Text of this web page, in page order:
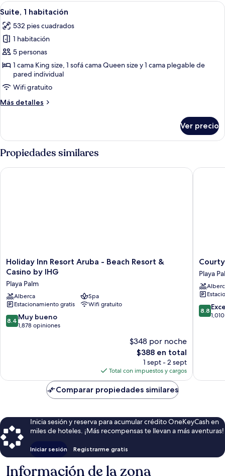
Abrir
todas
las
fotos
de
Suite,
habitación
Una sala de estar moderna con un
6
Suite, 1 habitación
532 pies cuadrados
1 habitación
5 personas
1 cama King size, 1 sofá cama Queen size y 1 cama plegable de
pared individual
Wifi gratuito
Más detalles
Más
1
habitación
Ver precio
Propiedades similares
Holiday
Inn
Aruba
-
Beach
Resort
&
Holiday Inn Resort Aruba - Beach Resort &
Casino by IHG
Playa Palm
Alberca
Spa
Estacionamiento gratis
Wifi gratuito
8.4
de
8.4 Muy bueno
1,878 opiniones
$348 por noche
El
precio
actual
es
de
$388
$388 en total
1 sept - 2 sept
Total con impuestos y cargos
Holiday Inn Resort Aruba - Beach Resort & Casino by IHG
by
Marriott
Aruba
Resort
Playa
Palm
Playa
8.8
de
8.8
Comparar propiedades similares
Inicia sesión y reserva para acumular crédito OneKeyCash en
miles de hoteles. ¡Más recompensas te llevan a más aventuras!
Iniciar sesión Registrarme gratis
Información de la zona